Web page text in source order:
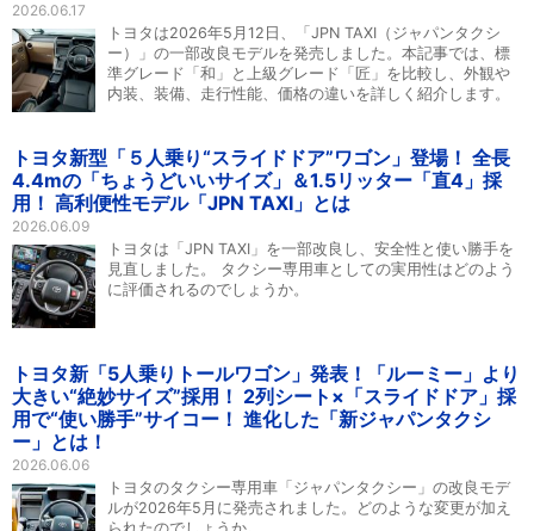
2026.06.17
トヨタは2026年5月12日、「JPN TAXI（ジャパンタクシ
ー）」の一部改良モデルを発売しました。本記事では、標
準グレード「和」と上級グレード「匠」を比較し、外観や
内装、装備、走行性能、価格の違いを詳しく紹介します。
トヨタ新型「５人乗り“スライドドア”ワゴン」登場！ 全長
4.4mの「ちょうどいいサイズ」＆1.5リッター「直4」採
用！ 高利便性モデル「JPN TAXI」とは
2026.06.09
トヨタは「JPN TAXI」を一部改良し、安全性と使い勝手を
見直しました。 タクシー専用車としての実用性はどのよう
に評価されるのでしょうか。
トヨタ新「5人乗りトールワゴン」発表！「ルーミー」より
大きい“絶妙サイズ”採用！ 2列シート×「スライドドア」採
用で“使い勝手”サイコー！ 進化した「新ジャパンタクシ
ー」とは！
2026.06.06
トヨタのタクシー専用車「ジャパンタクシー」の改良モデ
ルが2026年5月に発売されました。どのような変更が加え